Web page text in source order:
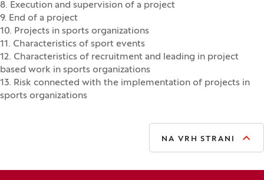
8. Execution and supervision of a project
9. End of a project
10. Projects in sports organizations
11. Characteristics of sport events
12. Characteristics of recruitment and leading in project
based work in sports organizations
13. Risk connected with the implementation of projects in
sports organizations
NA VRH STRANI